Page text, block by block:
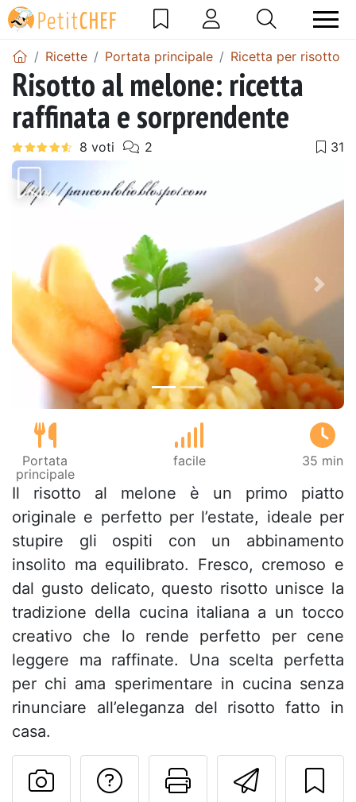
Ricette Portata principale Ricetta per risotto
Risotto al melone: ricetta
raffinata e sorprendente
Precedente
Portata
principale
facile 35 min
Il risotto al melone è un primo piatto
originale e perfetto per l’estate, ideale per
stupire gli ospiti con un abbinamento
insolito ma equilibrato. Fresco, cremoso e
dal gusto delicato, questo risotto unisce la
tradizione della cucina italiana a un tocco
creativo che lo rende perfetto per cene
leggere ma raffinate. Una scelta perfetta
per chi ama sperimentare in cucina senza
rinunciare all’eleganza del risotto fatto in
casa.
Invia
Stampa la
Contatta l'autore